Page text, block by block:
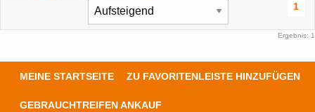
1
Ergebnis: 1
MEINE STARTSEITE ZU FAVORITENLEISTE HINZUFÜGEN
GEBRAUCHTREIFEN ANKAUF